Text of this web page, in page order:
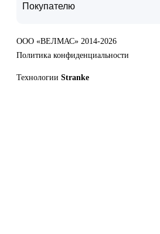
Покупателю
ООО «ВЕЛМАС» 2014-2026
Политика конфиденциальности
Технологии Stranke